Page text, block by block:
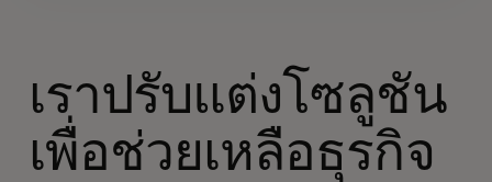
เราปรับแต่งโซลูชัน
เพื่อช่วยเหลือธุรกิจ